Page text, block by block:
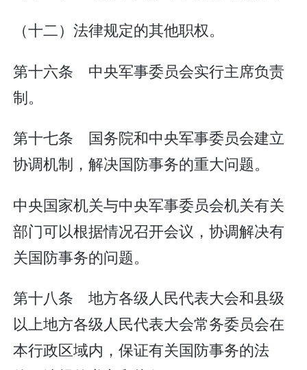
（十二）法律规定的其他职权。
第十六条 中央军事委员会实行主席负责
制。
第十七条 国务院和中央军事委员会建立
协调机制，解决国防事务的重大问题。
中央国家机关与中央军事委员会机关有关
部门可以根据情况召开会议，协调解决有
关国防事务的问题。
第十八条 地方各级人民代表大会和县级
以上地方各级人民代表大会常务委员会在
本行政区域内，保证有关国防事务的法